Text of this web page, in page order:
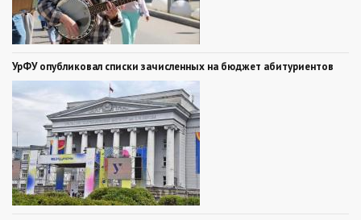
УрФУ опубликовал списки зачисленных на бюджет абитуриентов